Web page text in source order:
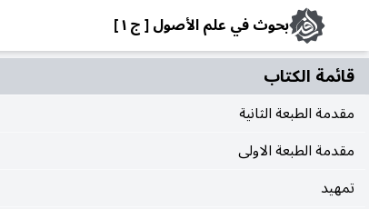
بحوث في علم الأصول [ ج ١ ]
قائمة الکتاب
مقدمة الطبعة الثانية
مقدمة الطبعة الاولى
تمهيد